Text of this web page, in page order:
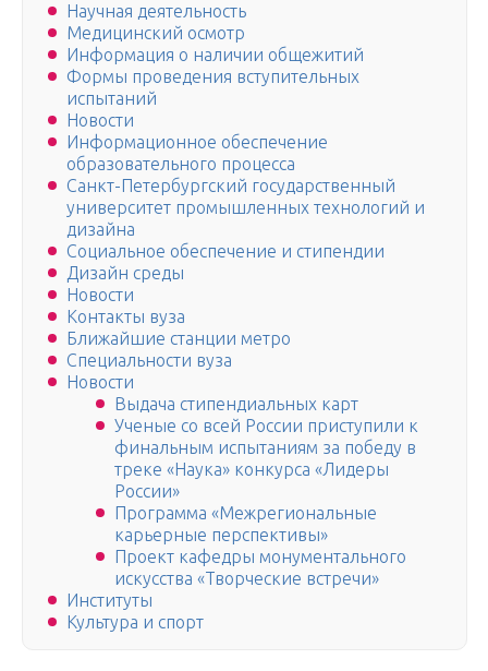
Научная деятельность
Медицинский осмотр
Информация о наличии общежитий
Формы проведения вступительных
испытаний
Новости
Информационное обеспечение
образовательного процесса
Санкт-Петербургский государственный
университет промышленных технологий и
дизайна
Социальное обеспечение и стипендии
Дизайн среды
Новости
Контакты вуза
Ближайшие станции метро
Специальности вуза
Новости
Выдача стипендиальных карт
Ученые со всей России приступили к
финальным испытаниям за победу в
треке «Наука» конкурса «Лидеры
России»
Программа «Межрегиональные
карьерные перспективы»
Проект кафедры монументального
искусства «Творческие встречи»
Институты
Культура и спорт